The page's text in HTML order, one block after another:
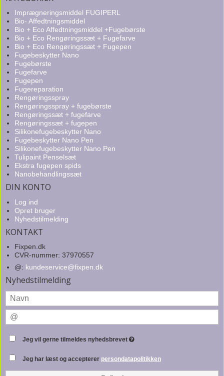
Imprægneringsmiddel FUGIPERL
Bio- Affedtningsmiddel
Bio + Eco Affedtningsmiddel +Fugebørste
Bio + Eco Rengøringssæt + Fugefarve
Bio + Eco Rengøringssæt + Fugepen
Fugebeskytter Nano
Fugebørste
Fugefarve
Fugepen
Fugereparation
Rengøringsspray
Rengøringsspray + fugebørste
Rengøringssæt + fugefarve
Rengøringssæt + fugepen
Silikonefugebeskytter Nano
Fugebeskytter Nano Pen
Silikonefugebeskytter Nano Pen
Tulipaint Penselsæt
Ekstra fugepen spids
Nanobehandlingssæt
DIN KONTO
Log ind
Opret bruger
Nyhedstilmelding
KONTAKT
Fixpen.dk
CVR-nummer: 37970557
@: kundeservice@fixpen.dk
Nyhedstilmelding
Jeg vil gerne tilmeldes nyhedsbrevet
Jeg har læst og accepterer persondatapolitikken